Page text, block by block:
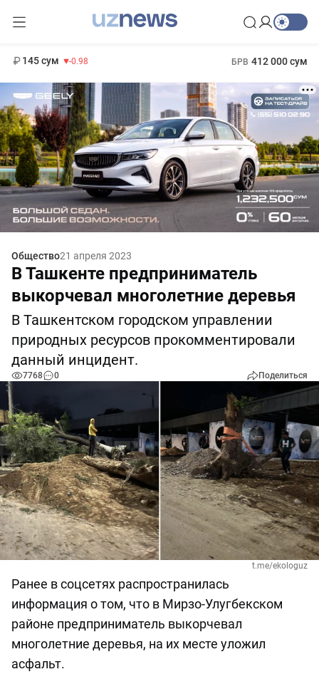
145 сум -0.98 БРВ 412 000 сум
Общество21 апреля 2023
В Ташкенте предприниматель
выкорчевал многолетние деревья
В Ташкентском городском управлении
природных ресурсов прокомментировали
данный инцидент.
7768 0 Поделиться
t.me/ekologuz
Ранее в соцсетях распространилась
информация о том, что в Мирзо-Улугбекском
районе предприниматель выкорчевал
многолетние деревья, на их месте уложил
асфальт.